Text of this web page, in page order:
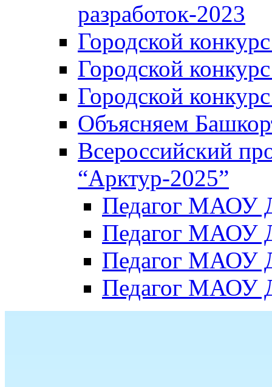
разработок-2023
Городской
Городской
Городской
Объясняем
Всероссийский
“Арктур-2025”
Педагог МАОУ
Педагог МАОУ
Педагог МАОУ
Педагог МАОУ